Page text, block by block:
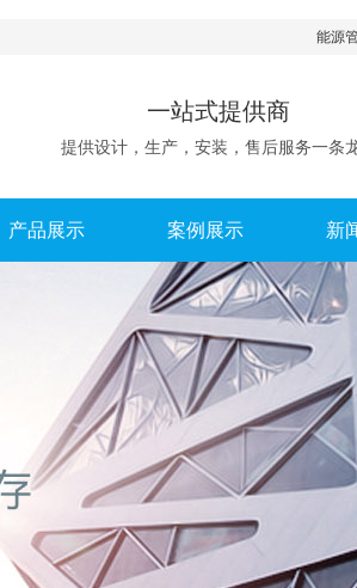
能源
一站式提供商
提供设计，生产，安装，售后服务一条
产品展示 案例展示 新